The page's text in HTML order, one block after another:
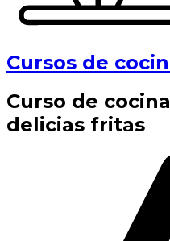
Cursos de
Curso de
delicias fritas